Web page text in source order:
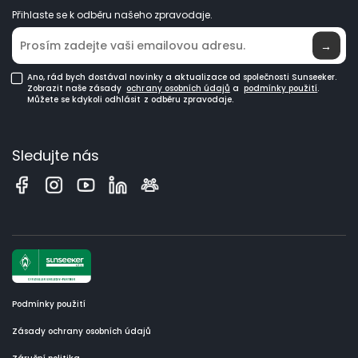
Kde koupit
Přihlaste se k odběru našeho zpravodaje.
→
Ano, rád bych dostával novinky a aktualizace od společnosti Sunseeker.
Zobrazit naše zásady ochrany osobních údajů a podmínky použití.
Můžete se kdykoli odhlásit z odběru zpravodaje.
Sledujte nás
Podmínky použití
Zásady ochrany osobních údajů